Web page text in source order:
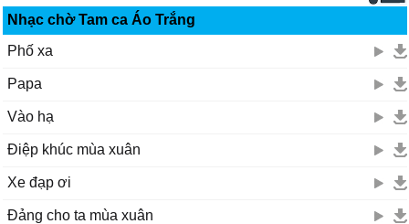
Nhạc chờ Tam ca Áo Trắng
Phố xa
Papa
Vào hạ
Điệp khúc mùa xuân
Xe đạp ơi
Đảng cho ta mùa xuân